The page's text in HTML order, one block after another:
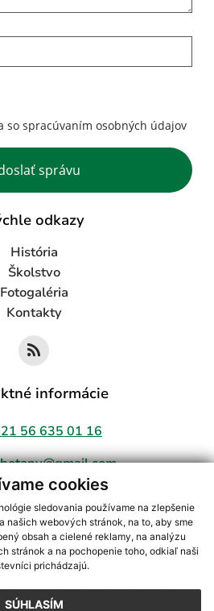
cookies
sledovania používame na zlepšenie
našich webových stránok, na to, aby sme
obsah a cielené reklamy, na analýzu
stránok a na pochopenie toho, odkiaľ naši
prichádzajú.
SÚHLASÍM
so spracúvaním osobných údajov
správu
odkazy
História
Školstvo
Fotogaléria
Kontakty
informácie
56 635 01 16
aktuálnych informácií s využitím RSS
ECHELON 2,Mapa stránok,web portál
s.r.o.,domény,registrácia domény